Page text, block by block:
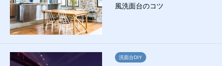
風洗面台のコツ
洗面台DIY